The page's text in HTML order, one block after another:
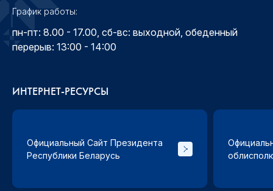
График работы:
пн-пт: 8.00 - 17.00, сб-вс: выходной, обеденный
перерыв: 13:00 - 14:00
ИНТЕРНЕТ-РЕСУРСЫ
Официальный Сайт Президента
Республики Беларусь